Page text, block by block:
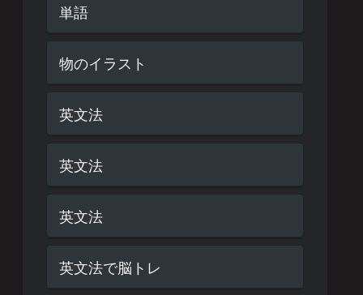
単語
物のイラスト
英文法
英文法
英文法
英文法で脳トレ